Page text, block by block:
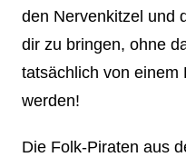
den Nervenkitzel und
dir zu bringen, ohne
tatsächlich von einem
werden!
Die Folk-Piraten aus